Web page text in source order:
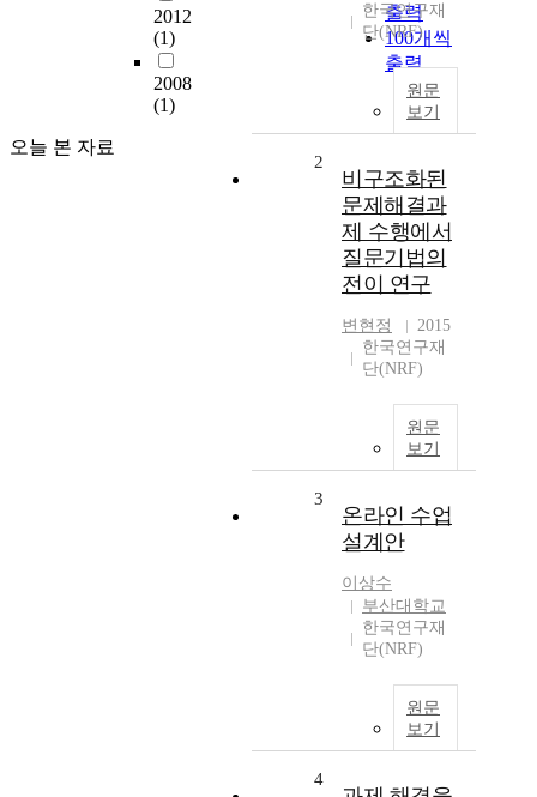
2012
(1)
2008
(1)
오늘 본 자료
출력
100개씩
출력
한국연구재
단(NRF)
원문
보기
2
비구조화된
문제해결과
제 수행에서
질문기법의
전이 연구
변현정
2015
한국연구재
단(NRF)
원문
보기
3
온라인 수업
설계안
이상수
부산대학교
한국연구재
단(NRF)
원문
보기
4